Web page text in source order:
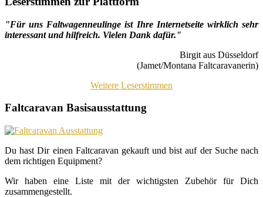
"Für uns Faltwagenneulinge ist Ihre Internetseite wirklich sehr
interessant und hilfreich. Vielen Dank dafür."
Birgit aus Düsseldorf
(Jamet/Montana Faltcaravanerin)
Weitere Leserstimmen
Faltcaravan Basisausstattung
Du hast Dir einen Faltcaravan gekauft und bist auf der Suche nach
dem richtigen Equipment?
Wir haben eine Liste mit der wichtigsten Zubehör für Dich
zusammengestellt.